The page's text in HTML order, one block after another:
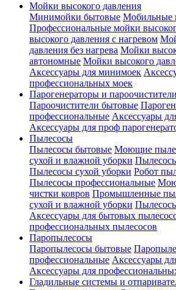
Мойки высокого давления
Минимойки бытовые Мобильные
Профессиональные мойки
высокого давления с нагревом
давления без нагрева Мойки
автономные Мойки высокого
Аксессуары для минимоек
профессиональных моек
Парогенераторы и пароочистители
Пароочистители бытовые
профессиональные Аксессуары
Аксессуары для проф
Пылесосы
Пылесосы бытовые Моющие
сухой и влажной уборки
Пылесосы сухой уборки Робот
Пылесосы профессиональные
чистки ковров Промышленные
сухой и влажной уборки
Аксессуары для бытовых
профессиональных пылесосов
Паропылесосы
Паропылесосы бытовые
профессиональные Аксессуары
Аксессуары для
Гладильные системы и